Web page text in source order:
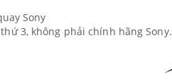
Sony
3, không phải chính hãng Sony.